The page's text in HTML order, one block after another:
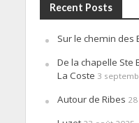
Recent Posts
Sur le chemin des
De la chapelle Ste
La Coste 3
Autour de Ribes